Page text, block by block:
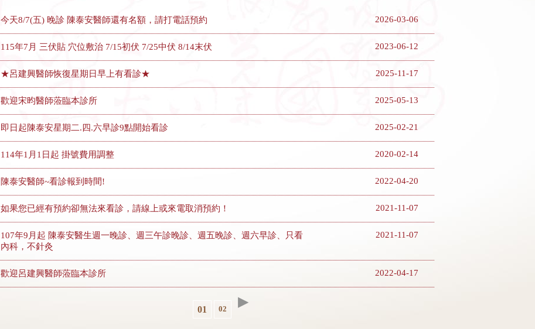
今天8/7(五) 晚診 陳泰安醫師還有名額，請打電話預約 2026-03-06
115年7月 三伏貼 穴位敷治 7/15初伏 7/25中伏 8/14末伏 2023-06-12
★呂建興醫師恢復星期日早上有看診★ 2025-11-17
歡迎宋昀醫師蒞臨本診所 2025-05-13
即日起陳泰安星期二.四.六早診9點開始看診 2025-02-21
114年1月1日起 掛號費用調整 2020-02-14
陳泰安醫師~看診報到時間! 2022-04-20
如果您已經有預約卻無法來看診，請線上或來電取消預約！ 2021-11-07
107年9月起 陳泰安醫生週一晚診、週三午診晚診、週五晚診、週六早診、只看
內科，不針灸
2021-11-07
歡迎呂建興醫師蒞臨本診所 2022-04-17
01 02 ▶